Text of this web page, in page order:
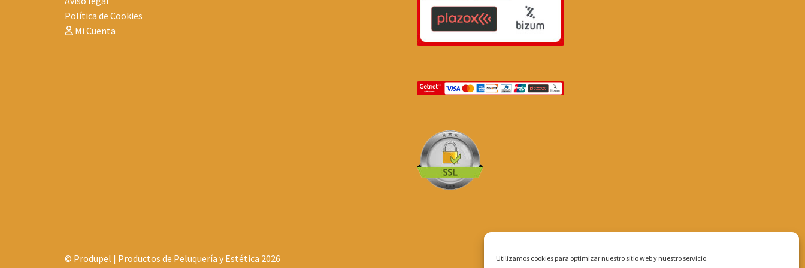
Utilizamos cookies para optimizar nuestro sitio web y nuestro servicio.
Política de Cookies
Mi Cuenta
© Produpel | Productos de Peluquería y Estética 2026